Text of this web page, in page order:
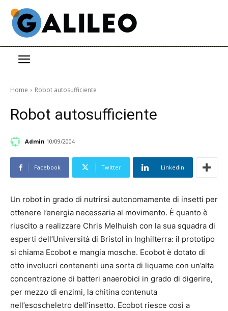
Home Robot autosufficiente
Robot autosufficiente
Admin 10/09/2004
Facebook Twitter Linkedin
Un robot in grado di nutrirsi autonomamente di insetti per
ottenere l’energia necessaria al movimento. È quanto è
riuscito a realizzare Chris Melhuish con la sua squadra di
esperti dell’Università di Bristol in Inghilterra: il prototipo
si chiama Ecobot e mangia mosche. Ecobot è dotato di
otto involucri contenenti una sorta di liquame con un’alta
concentrazione di batteri anaerobici in grado di digerire,
per mezzo di enzimi, la chitina contenuta
nell’esoscheletro dell’insetto. Ecobot riesce così a